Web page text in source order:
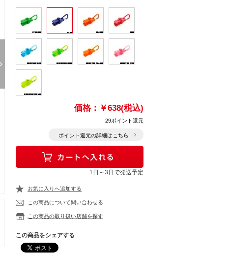
価格： ￥638(税込)
29ポイント還元
ポイント還元の詳細はこちら
1日～3日で発送予定
お気に入りへ追加する
この商品について問い合わせる
この商品の取り扱い店舗を探す
この商品をシェアする